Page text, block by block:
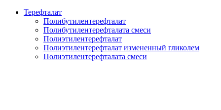
Терефталат
Полибутилентерефталат
Полибутилентерефталата смеси
Полиэтилентерефталат
Полиэтилентерефталат измененный гликолем
Полиэтилентерефталата смеси